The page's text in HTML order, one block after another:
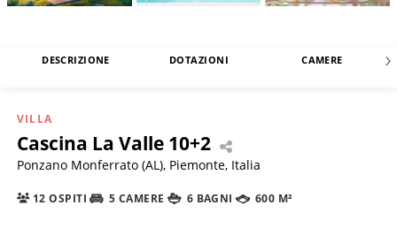
DESCRIZIONE DOTAZIONI CAMERE
VILLA
Cascina La Valle 10+2
Ponzano Monferrato (AL), Piemonte, Italia
12 OSPITI 5 CAMERE 6 BAGNI 600 M²